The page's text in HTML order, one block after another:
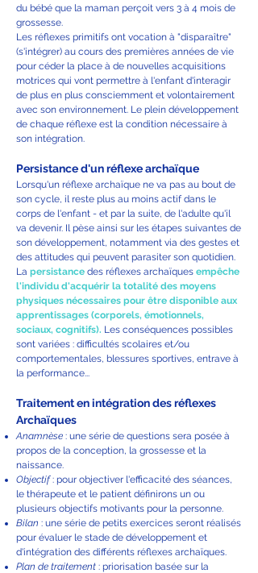
du bébé que la maman perçoit vers 3 à 4 mois de
grossesse.
Les réflexes primitifs ont vocation à "disparaître"
(s'intégrer) au cours des premières années de vie
pour céder la place à de nouvelles acquisitions
motrices qui vont permettre à l'enfant d'interagir
de plus en plus consciemment et volontairement
avec son environnement. Le plein développement
de chaque réflexe est la condition nécessaire à
son intégration.
Persistance d'un réflexe archaïque
Lorsqu'un réflexe archaïque ne va pas au bout de
son cycle, il reste plus au moins actif dans le
corps de l'enfant - et par la suite, de l'adulte qu'il
va devenir. Il pèse ainsi sur les étapes suivantes de
son développement, notamment via des gestes et
des attitudes qui peuvent parasiter son quotidien.
La persistance des réflexes archaïques empêche
l'individu d'acquérir la totalité des moyens
physiques nécessaires pour être disponible aux
apprentissages (corporels, émotionnels,
sociaux, cognitifs). Les conséquences possibles
sont variées : difficultés scolaires et/ou
comportementales, blessures sportives, entrave à
la performance...
Traitement en intégration des réflexes
Archaïques
Anamnèse : une série de questions sera posée à
propos de la conception, la grossesse et la
naissance.
Objectif: pour objectiver l'efficacité des séances,
le thérapeute et le patient définirons un ou
plusieurs objectifs motivants pour la personne.
Bilan : une série de petits exercices seront réalisés
pour évaluer le stade de développement et
d'intégration des différents réflexes archaïques.
Plan de traitement : priorisation basée sur la